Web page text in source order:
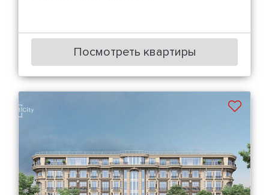
Посмотреть квартиры